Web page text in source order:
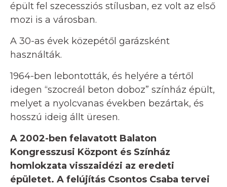
épült fel szecessziós stílusban, ez volt az első
mozi is a városban.
A 30-as évek közepétől garázsként
használták.
1964-ben lebontották, és helyére a tértől
idegen “szocreál beton doboz” színház épült,
melyet a nyolcvanas években bezártak, és
hosszú ideig állt üresen.
A 2002-ben felavatott Balaton
Kongresszusi Központ és Színház
homlokzata visszaidézi az eredeti
épületet. A felújítás Csontos Csaba tervei